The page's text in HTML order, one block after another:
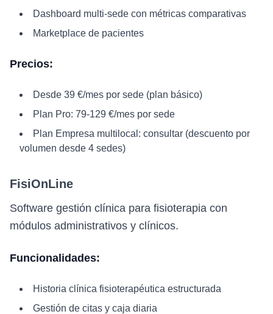
Dashboard multi-sede con métricas comparativas
Marketplace de pacientes
Precios:
Desde 39 €/mes por sede (plan básico)
Plan Pro: 79-129 €/mes por sede
Plan Empresa multilocal: consultar (descuento por
volumen desde 4 sedes)
FisiOnLine
Software gestión clínica para fisioterapia con
módulos administrativos y clínicos.
Funcionalidades:
Historia clínica fisioterapéutica estructurada
Gestión de citas y caja diaria